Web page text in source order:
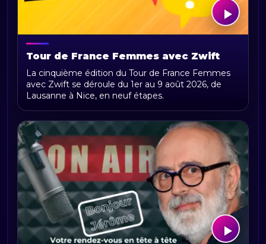
Tour de France Femmes avec Zwift
2026 : parcours, étapes, calendrier et
actualités
La cinquième édition du Tour de France Femmes
avec Zwift se déroule du 1er au 9 août 2026, de
Lausanne à Nice, en neuf étapes.